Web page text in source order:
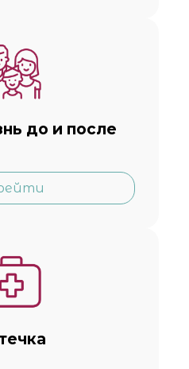
до и после